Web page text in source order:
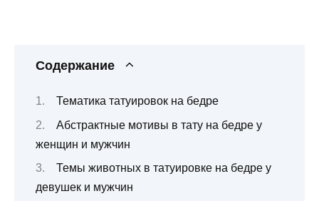
Содержание
Тематика татуировок на бедре
Абстрактные мотивы в тату на бедре у
женщин и мужчин
Темы животных в татуировке на бедре у
девушек и мужчин